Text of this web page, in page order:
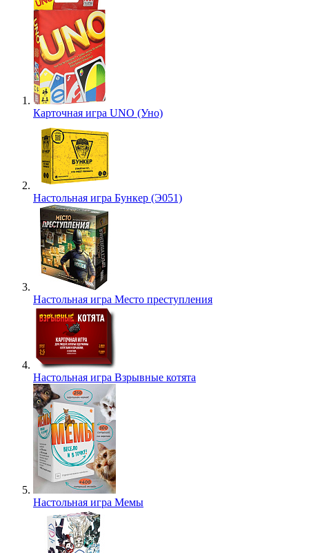
Карточная игра UNO (Уно)
Настольная игра Бункер (Э051)
Настольная игра Место преступления
Настольная игра Взрывные котята
Настольная игра Мемы